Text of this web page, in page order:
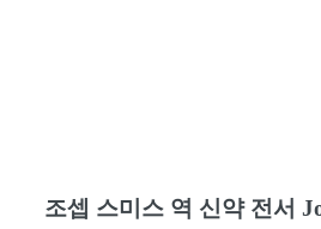
조셉 스미스 역 신약 전서